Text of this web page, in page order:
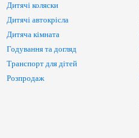
Дитячі коляски
Дитячі автокрісла
Дитяча кімната
Годування та догляд
Транспорт для дітей
Розпродаж